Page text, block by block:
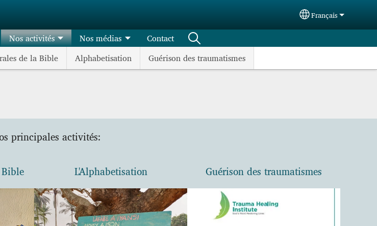
Select your
Français
Nos activités
de la Bible Alphabetisation Guérison des traumatismes
Nos médias Contact
principales activités:
L'Alphabetisation Guérison des traumatismes